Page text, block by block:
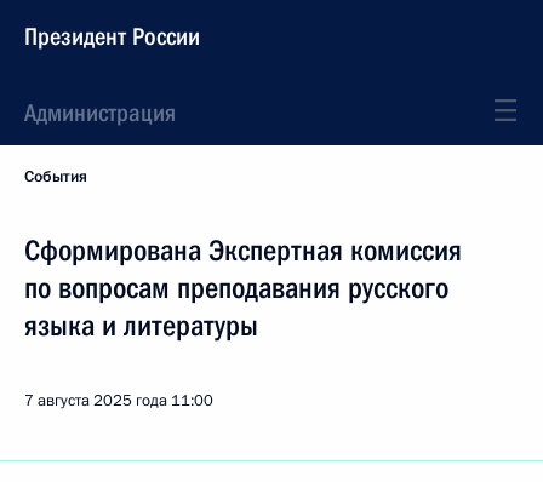
Президент России
Администрация
События
Сформирована Экспертная комиссия
по вопросам преподавания русского
языка и литературы
7 августа 2025 года 11:00